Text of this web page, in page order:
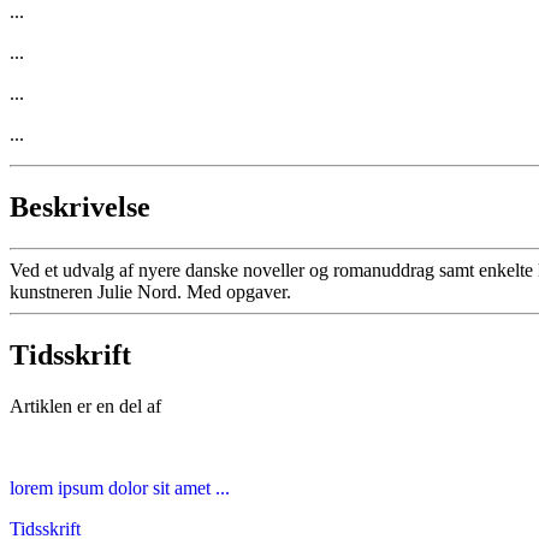
...
...
...
...
Beskrivelse
Ved et udvalg af nyere danske noveller og romanuddrag samt
kunstneren Julie Nord. Med opgaver.
Tidsskrift
Artiklen er en del af
lorem ipsum dolor sit amet ...
Tidsskrift